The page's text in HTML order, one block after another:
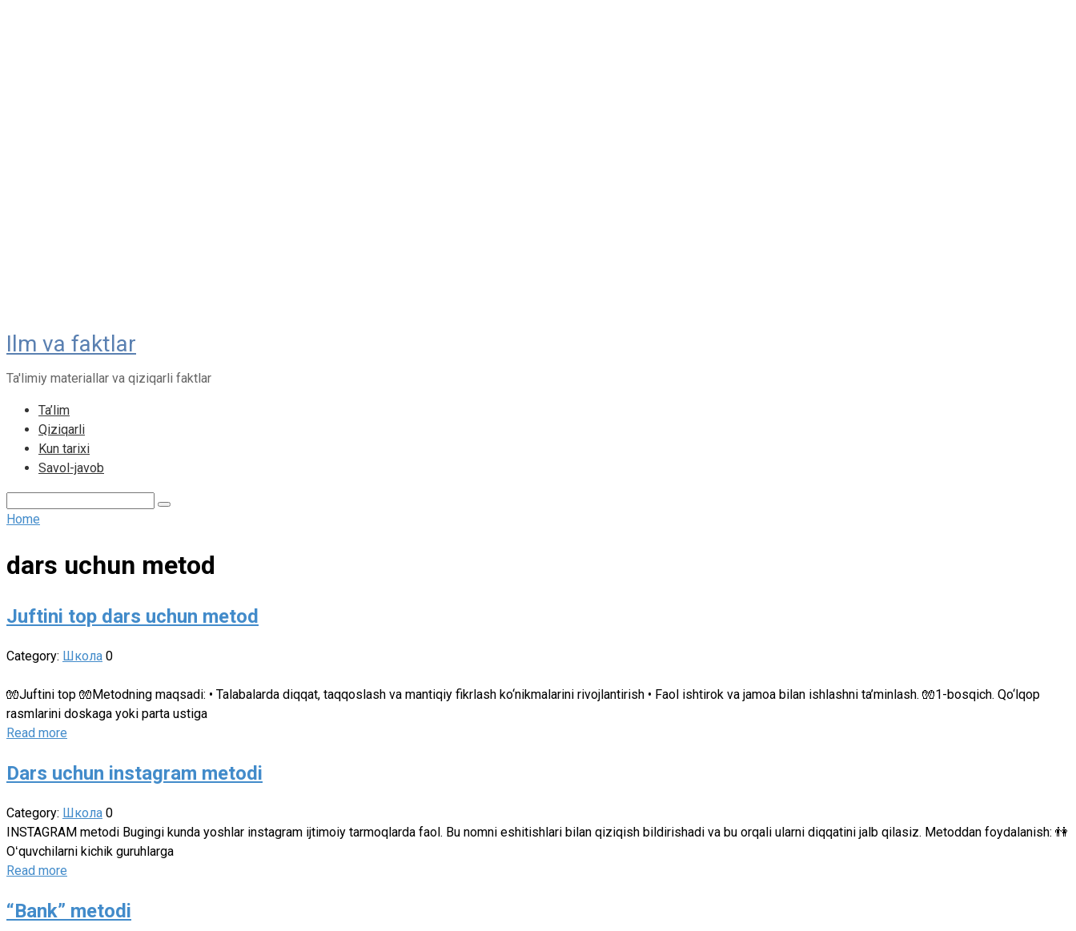
Skip
to
content
Ilm va faktlar
Ta'limiy materiallar va qiziqarli faktlar
Ta’lim
Qiziqarli
Kun tarixi
Savol-javob
Home
dars uchun metod
Juftini top dars uchun metod
Category: Школа 0
🧤Juftini top 🧤Metodning maqsadi: • Talabalarda diqqat, taqqoslash va mantiqiy fikrlash ko‘nikmalarini rivojlantirish • Faol ishtirok va jamoa bilan ishlashni ta’minlash. 🧤1-bosqich. Qo‘lqop
rasmlarini doskaga yoki parta ustiga
Read more
Dars uchun instagram metodi
Category: Школа 0
INSTAGRAM metodi Bugingi kunda yoshlar instagram ijtimoiy tarmoqlarda faol. Bu nomni eshitishlari bilan qiziqish bildirishadi va bu orqali ularni diqqatini jalb qilasiz. Metoddan foydalanish: 👫
Oʻquvchilarni kichik guruhlarga
Read more
“Bank” metodi